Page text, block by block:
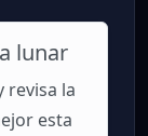
lunar
revisa la
esta